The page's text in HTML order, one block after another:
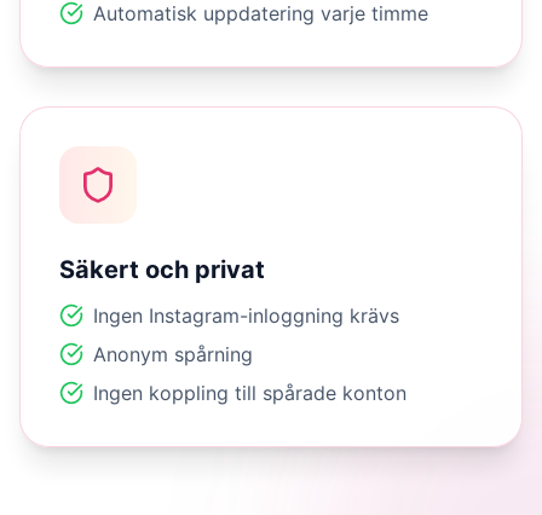
Automatisk uppdatering varje timme
Säkert och privat
Ingen Instagram-inloggning krävs
Anonym spårning
Ingen koppling till spårade konton